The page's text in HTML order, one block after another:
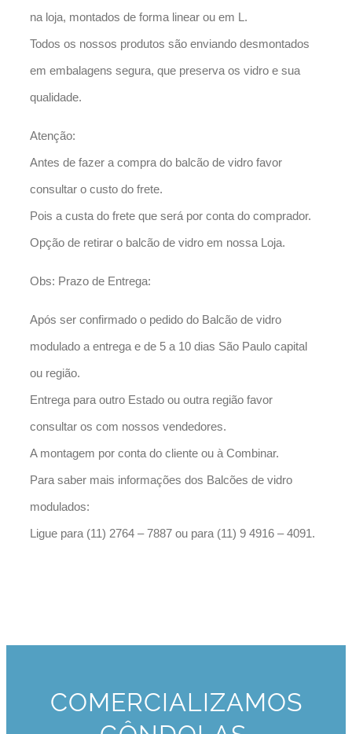
na loja, montados de forma linear ou em L.
Todos os nossos produtos são enviando desmontados
em embalagens segura, que preserva os vidro e sua
qualidade.
Atenção:
Antes de fazer a compra do balcão de vidro favor
consultar o custo do frete.
Pois a custa do frete que será por conta do comprador.
Opção de retirar o balcão de vidro em nossa Loja.
Obs: Prazo de Entrega:
Após ser confirmado o pedido do Balcão de vidro
modulado a entrega e de 5 a 10 dias São Paulo capital
ou região.
Entrega para outro Estado ou outra região favor
consultar os com nossos vendedores.
A montagem por conta do cliente ou à Combinar.
Para saber mais informações dos Balcões de vidro
modulados:
Ligue para (11) 2764 – 7887 ou para (11) 9 4916 – 4091.
COMERCIALIZAMOS